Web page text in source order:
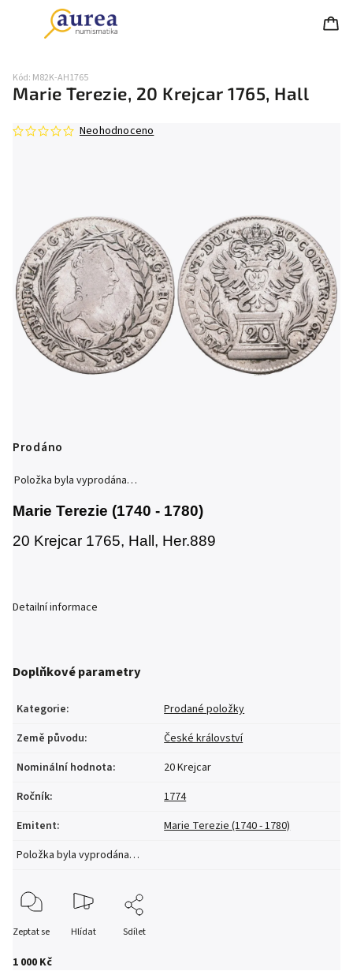
Marie Terezie, 20 Krejcar 1765, Hall
Kód: M82K-AH1765
Neohodnoceno
1 000 Kč
Prodáno
Položka byla vyprodána…
Marie Terezie (1740 - 1780)
20 Krejcar 1765, Hall, Her.889
Detailní informace
Doplňkové parametry
Kategorie:
Prodané položky
Země původu:
České království
Nominální hodnota:
20 Krejcar
Ročník:
1774
Emitent:
Marie Terezie (1740 - 1780)
Položka byla vyprodána…
Zeptat se Hlídat Sdílet